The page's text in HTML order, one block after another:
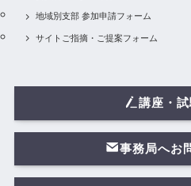
地域別支部 参加申請フォーム
サイトご指摘・ご提案フォーム
講座・
事務局へお